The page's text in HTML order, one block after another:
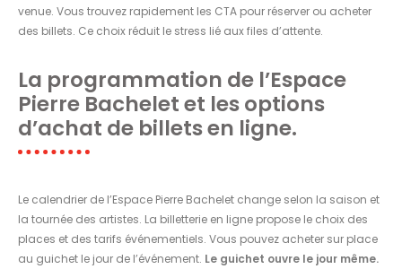
venue. Vous trouvez rapidement les CTA pour réserver ou acheter
des billets. Ce choix réduit le stress lié aux files d’attente.
La programmation de l’Espace
Pierre Bachelet et les options
d’achat de billets en ligne.
Le calendrier de l’Espace Pierre Bachelet change selon la saison et
la tournée des artistes. La billetterie en ligne propose le choix des
places et des tarifs événementiels. Vous pouvez acheter sur place
au guichet le jour de l’événement. Le guichet ouvre le jour même.